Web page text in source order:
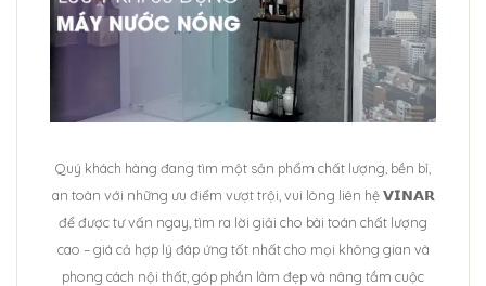
Quý khách hàng đang tìm một sản phẩm chất lượng, bền bỉ,
an toàn với những ưu điểm vượt trội, vui lòng liên hệ 𝗩𝗜𝗡𝗔𝗥
để được tư vấn ngay, tìm ra lời giải cho bài toán chất lượng
cao – giá cả hợp lý đáp ứng tốt nhất cho mọi không gian và
phong cách nội thất, góp phần làm đẹp và nâng tầm cuộc